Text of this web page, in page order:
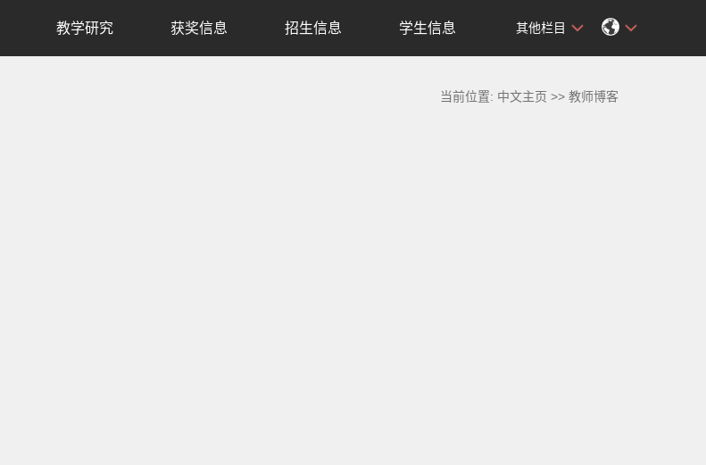
教学研究 获奖信息 招生信息 学生信息 其他栏目
当前位置: 中文主页 >>教师博客